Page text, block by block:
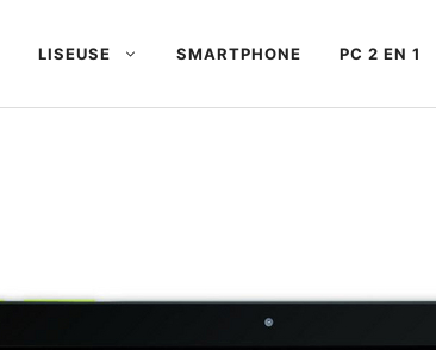
LISEUSE SMARTPHONE PC 2 EN 1